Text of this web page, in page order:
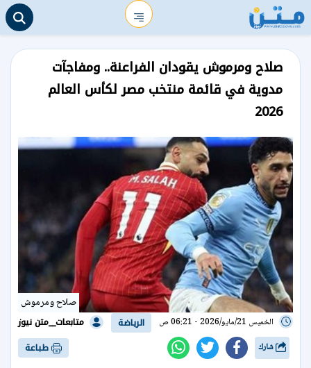
صلاح ومرموش يقودان الفراعنة.. ومفاجآت
مدوية في قائمة منتخب مصر لكأس العالم
2026
صلاح ومرموش
الخميس 21/مايو/2026 - 06:21 ص الرياضة متابعات__متن نيوز
طباعة